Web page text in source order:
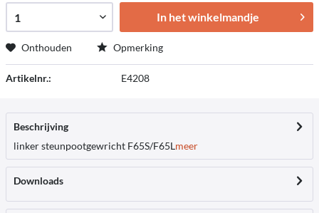
In het winkelmandje
Onthouden Opmerking
Artikelnr.: E4208
Beschrijving
linker steunpootgewricht F65S/F65Lmeer
Downloads